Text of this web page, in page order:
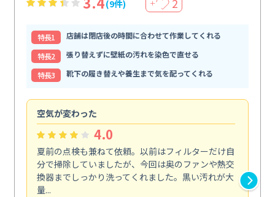
(9件) ＋ 2
特⻑1
店舗は閉店後の時間に合わせて作業してくれる
特⻑2
張り替えずに壁紙の汚れを染色で直せる
特⻑3
靴下の履き替えや養生まで気を配ってくれる
空気が変わった
4.0
夏前の点検も兼ねて依頼。以前はフィルターだけ自
分で掃除していましたが、今回は奥のファンや熱交
換器までしっかり洗ってくれました。黒い汚れが大
量...